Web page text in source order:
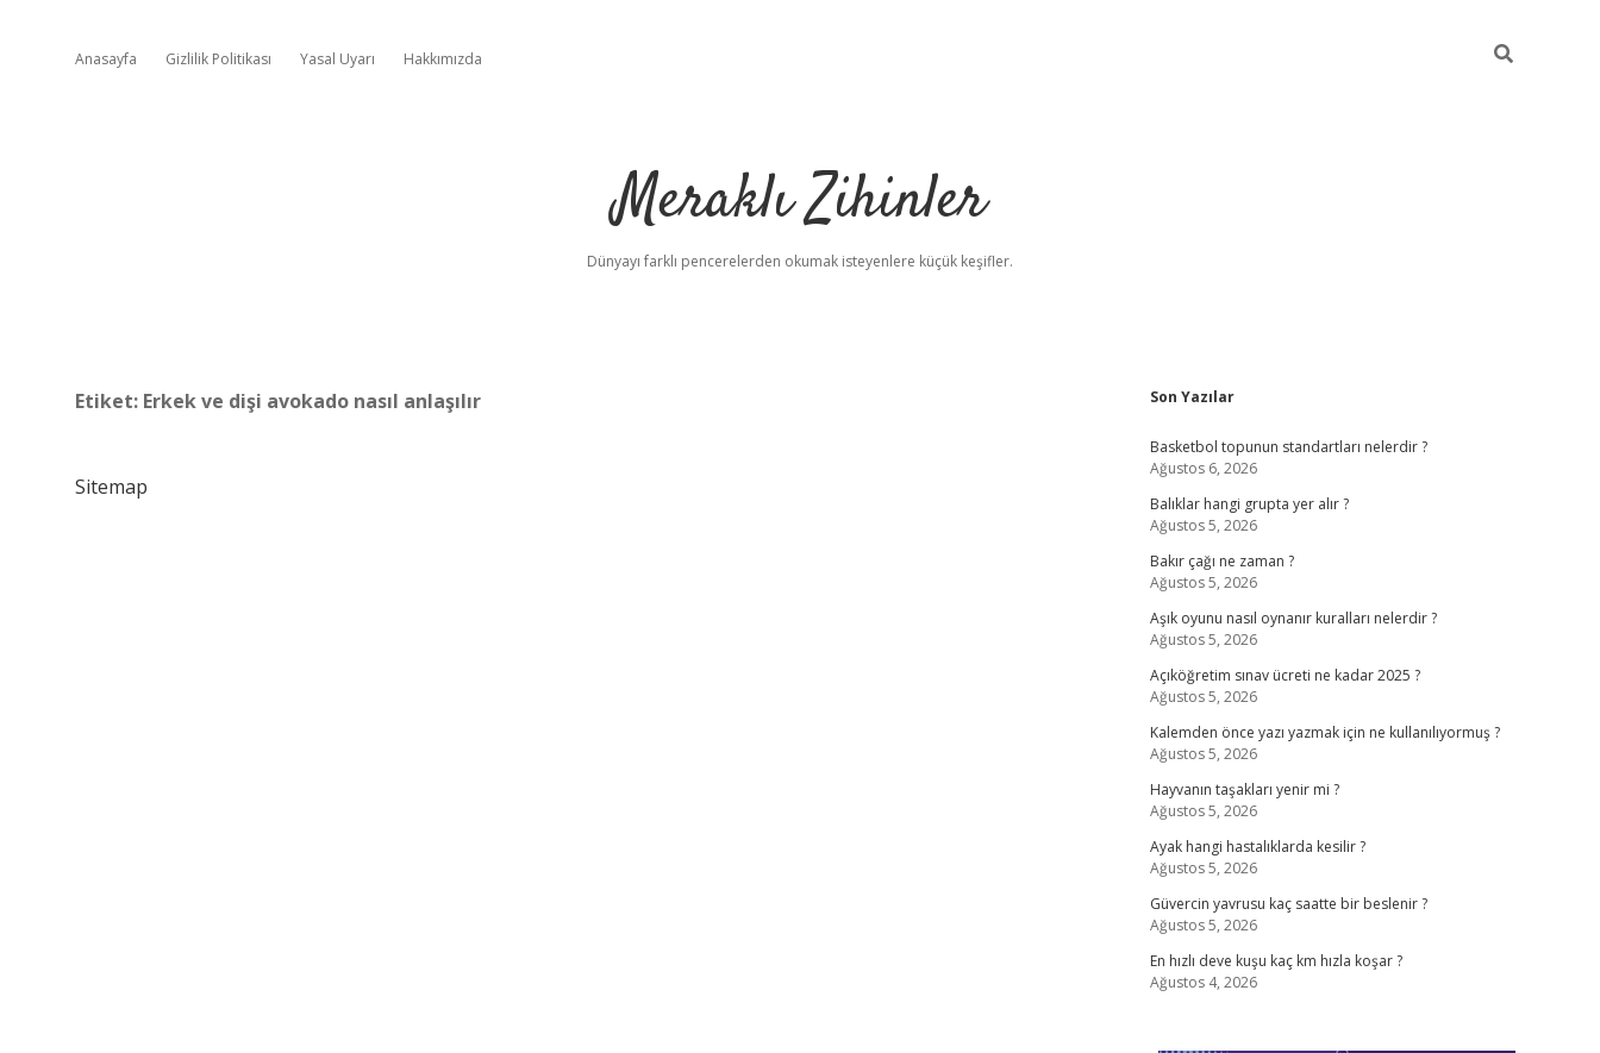
Anasayfa Gizlilik Politikası Yasal Uyarı Hakkımızda
Meraklı Zihinler
Dünyayı farklı pencerelerden okumak isteyenlere küçük keşifler.
Etiket: Erkek ve dişi avokado nasıl anlaşılır
Sitemap
Sidebar
Son Yazılar
Basketbol topunun standartları nelerdir ?
Ağustos 6, 2026
Balıklar hangi grupta yer alır ?
Ağustos 5, 2026
Bakır çağı ne zaman ?
Ağustos 5, 2026
Aşık oyunu nasıl oynanır kuralları nelerdir ?
Ağustos 5, 2026
Açıköğretim sınav ücreti ne kadar 2025 ?
Ağustos 5, 2026
Kalemden önce yazı yazmak için ne kullanılıyormuş ?
Ağustos 5, 2026
Hayvanın taşakları yenir mi ?
Ağustos 5, 2026
Ayak hangi hastalıklarda kesilir ?
Ağustos 5, 2026
Güvercin yavrusu kaç saatte bir beslenir ?
Ağustos 5, 2026
En hızlı deve kuşu kaç km hızla koşar ?
Ağustos 4, 2026